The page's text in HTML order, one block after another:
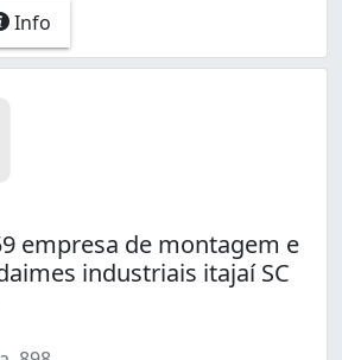
Info
empresa de montagem e
industriais itajaí SC